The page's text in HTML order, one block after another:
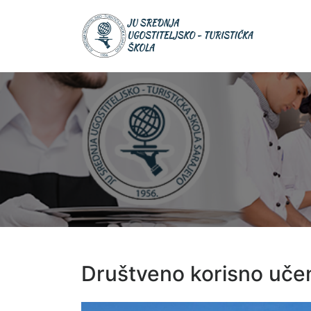
Društveno korisno